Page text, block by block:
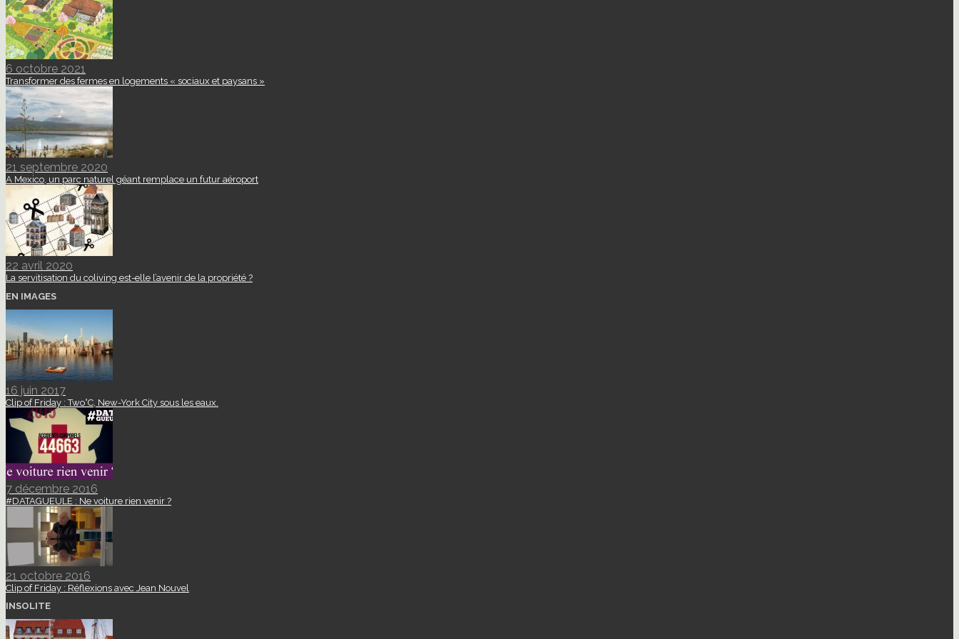
6 octobre 2021
Transformer des fermes en logements « sociaux et paysans »
21 septembre 2020
A Mexico, un parc naturel géant remplace un futur aéroport
22 avril 2020
La servitisation du coliving est-elle l’avenir de la propriété ?
EN IMAGES
16 juin 2017
Clip of Friday : Two°C, New-York City sous les eaux.
7 décembre 2016
#DATAGUEULE : Ne voiture rien venir ?
21 octobre 2016
Clip of Friday : Réflexions avec Jean Nouvel
INSOLITE